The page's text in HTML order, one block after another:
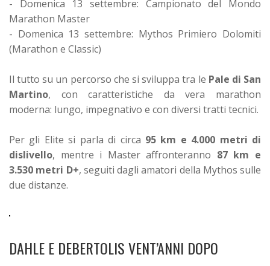
- Domenica 13 settembre: Campionato del Mondo
Marathon Master
- Domenica 13 settembre: Mythos Primiero Dolomiti
(Marathon e Classic)
Il tutto su un percorso che si sviluppa tra le Pale di San
Martino, con caratteristiche da vera marathon
moderna: lungo, impegnativo e con diversi tratti tecnici.
Per gli Elite si parla di circa 95 km e 4.000 metri di
dislivello, mentre i Master affronteranno 87 km e
3.530 metri D+, seguiti dagli amatori della Mythos sulle
due distanze.
DAHLE E DEBERTOLIS VENT’ANNI DOPO